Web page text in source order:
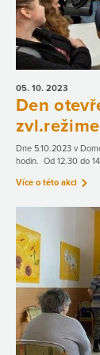
05. 10. 2023
Den
Dne 5.10.2023 v
hodin. Od 12.30 do
Více o této akci